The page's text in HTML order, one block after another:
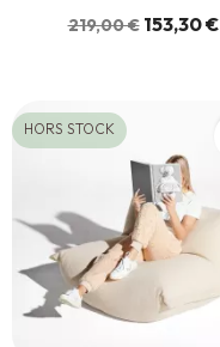
219,00 € 153,30 €
HORS STOCK